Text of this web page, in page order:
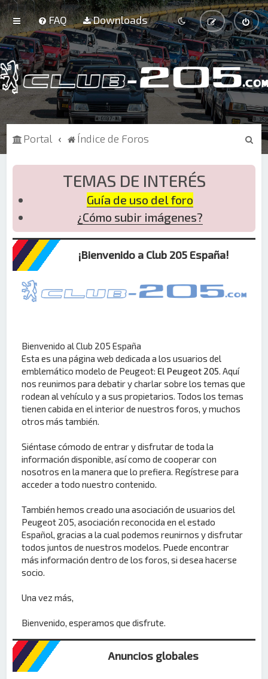
FAQ Downloads
Portal Índice de Foros
B
s
TEMAS DE INTERÉS
Guía de uso del foro
¿Cómo subir imágenes?
¡Bienvenido a Club 205 España!
Bienvenido al Club 205 España
Esta es una página web dedicada a los usuarios del
emblemático modelo de Peugeot: El Peugeot 205. Aquí
nos reunimos para debatir y charlar sobre los temas que
rodean al vehículo y a sus propietarios. Todos los temas
tienen cabida en el interior de nuestros foros, y muchos
otros más también.
Siéntase cómodo de entrar y disfrutar de toda la
información disponible, así como de cooperar con
nosotros en la manera que lo prefiera. Regístrese para
acceder a todo nuestro contenido.
También hemos creado una asociación de usuarios del
Peugeot 205, asociación reconocida en el estado
Español, gracias a la cual podemos reunirnos y disfrutar
todos juntos de nuestros modelos. Puede encontrar
más información dentro de los foros, si desea hacerse
socio.
Una vez más,
Bienvenido, esperamos que disfrute.
Anuncios globales